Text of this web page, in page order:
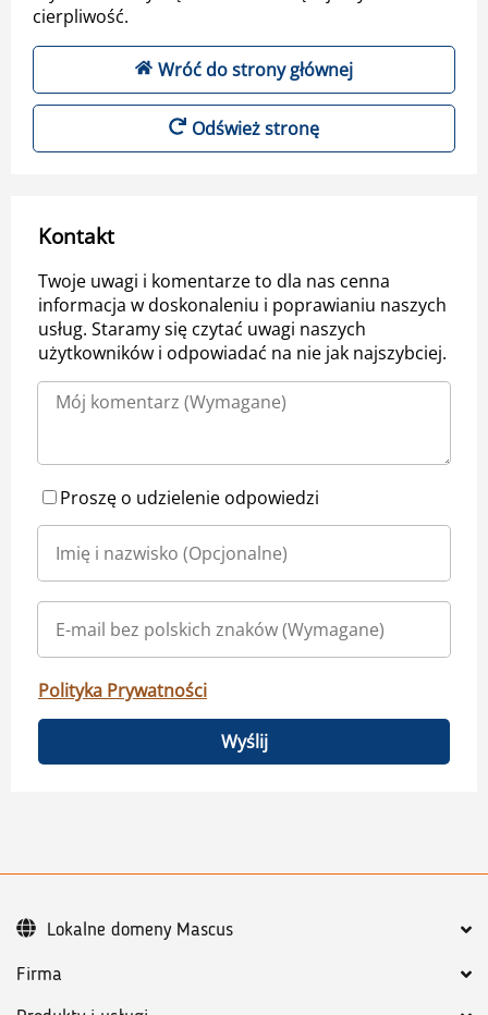
cierpliwość.
Wróć do strony głównej
Odśwież stronę
Kontakt
Twoje uwagi i komentarze to dla nas cenna
informacja w doskonaleniu i poprawianiu naszych
usług. Staramy się czytać uwagi naszych
użytkowników i odpowiadać na nie jak najszybciej.
Proszę o udzielenie odpowiedzi
Polityka Prywatności
Wyślij
Firma
Lokalne domeny Mascus